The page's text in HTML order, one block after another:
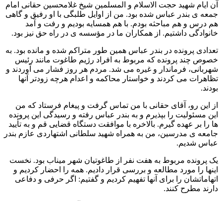
آن ایام شهید حجت الاسلام و المسلمین شیخ غلامحسین حقانی امام
جمعه ی بندر عباس شده بود. من از اوایل طلبگی با او رفیق و گاهی
هم درس و هم مباحثه بودم. با هم همسایه بودیم و رفت و آمد
خانوادگی داشتیم. از همکاران ما در مؤسسه ی در راه حق نیز بود.
تعدادی پرونده در بندر عباس همین طور متراکم شده و مانده بود. به
خصوص چند پرونده که مربوط به افراد رژیم طاغوت مانند رئیس
شهربانی، فرماندار و غیره می شد. مردم هر روز فشار می آوردند و
تظاهرات می کردند و خواستار محاکمه و اعدام هرچه زودتر آنها
بودند.
از این رو، آقای حقانی با من تماس گرفت و پیغام فرستاد که من
این مسئولیت را بپذیرم و به بندر عباس رفته و رسیدگی این پرونده
ها را بر عهده گیرم. بالاخره با موافقت دستگاه قضایی قم و به تأیید
جامعه ی مدرسین، من به همراه شهید سلطانی اشتهاردی عازم بندر
عباس شدیم.
یک پرونده مربوط به هفت نفر از طاغوتیان شهر میناب بود. نخست
اینها را مورد مطالعه و بررسی قرار دادیم. همه را احضار کردیم و
اتهاماتشان را برای آنها تفهیم کردیم و گفتیم: اگر حرفی و دفاعی
دارند مطرح کنند.